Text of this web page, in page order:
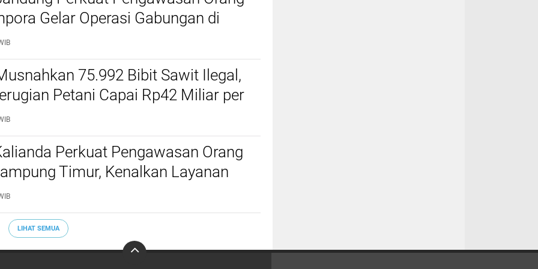
Gelar Operasi Gabungan di
dan Cimahi
75.992 Bibit Sawit Ilegal,
Petani Capai Rp42 Miliar per
Perkuat Pengawasan Orang
Timur, Kenalkan Layanan
LIHAT SEMUA